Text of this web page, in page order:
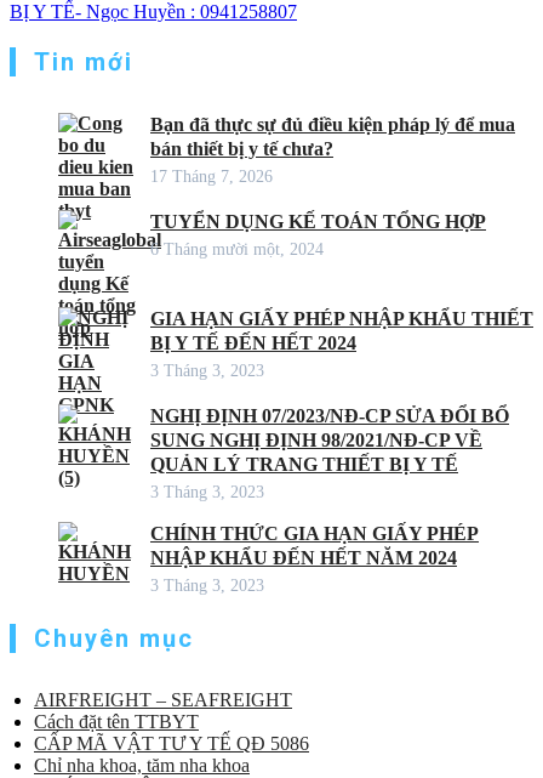
BỊ Y TẾ- Ngọc Huyền : 0941258807
Tin mới
Bạn đã thực sự đủ điều kiện pháp lý để mua
bán thiết bị y tế chưa?
17 Tháng 7, 2026
TUYỂN DỤNG KẾ TOÁN TỔNG HỢP
6 Tháng mười một, 2024
GIA HẠN GIẤY PHÉP NHẬP KHẨU THIẾT
BỊ Y TẾ ĐẾN HẾT 2024
3 Tháng 3, 2023
NGHỊ ĐỊNH 07/2023/NĐ-CP SỬA ĐỔI BỔ
SUNG NGHỊ ĐỊNH 98/2021/NĐ-CP VỀ
QUẢN LÝ TRANG THIẾT BỊ Y TẾ
3 Tháng 3, 2023
CHÍNH THỨC GIA HẠN GIẤY PHÉP
NHẬP KHẨU ĐẾN HẾT NĂM 2024
3 Tháng 3, 2023
Chuyên mục
AIRFREIGHT – SEAFREIGHT
Cách đặt tên TTBYT
CẤP MÃ VẬT TƯ Y TẾ QĐ 5086
Chỉ nha khoa, tăm nha khoa